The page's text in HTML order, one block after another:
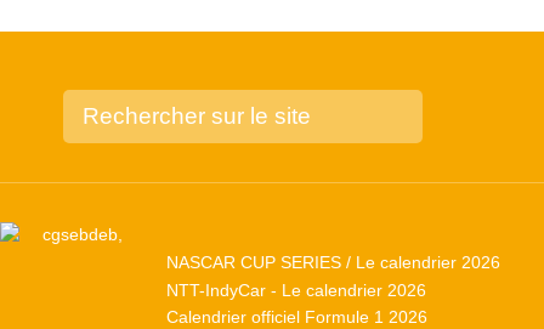
NASCAR CUP SERIES / Le calendrier 2026
NTT-IndyCar - Le calendrier 2026
Calendrier officiel Formule 1 2026